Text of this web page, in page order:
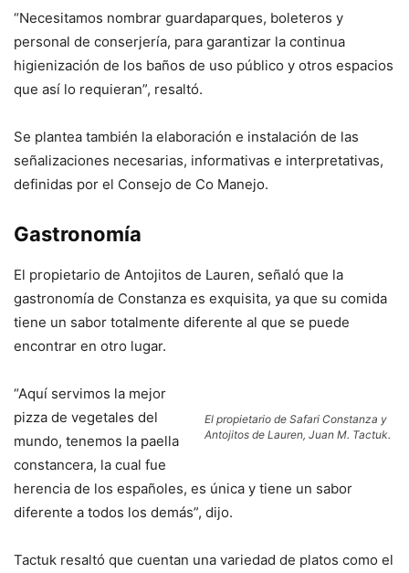
“Necesitamos nombrar guardaparques, boleteros y
personal de conserjería, para garantizar la continua
higienización de los baños de uso público y otros espacios
que así lo requieran”, resaltó.
Se plantea también la elaboración e instalación de las
señalizaciones necesarias, informativas e interpretativas,
definidas por el Consejo de Co Manejo.
Gastronomía
El propietario de Antojitos de Lauren, señaló que la
gastronomía de Constanza es exquisita, ya que su comida
tiene un sabor totalmente diferente al que se puede
encontrar en otro lugar.
El propietario de Safari Constanza y
Antojitos de Lauren, Juan M. Tactuk.
“Aquí servimos la mejor
pizza de vegetales del
mundo, tenemos la paella
constancera, la cual fue
herencia de los españoles, es única y tiene un sabor
diferente a todos los demás”, dijo.
Tactuk resaltó que cuentan una variedad de platos como el